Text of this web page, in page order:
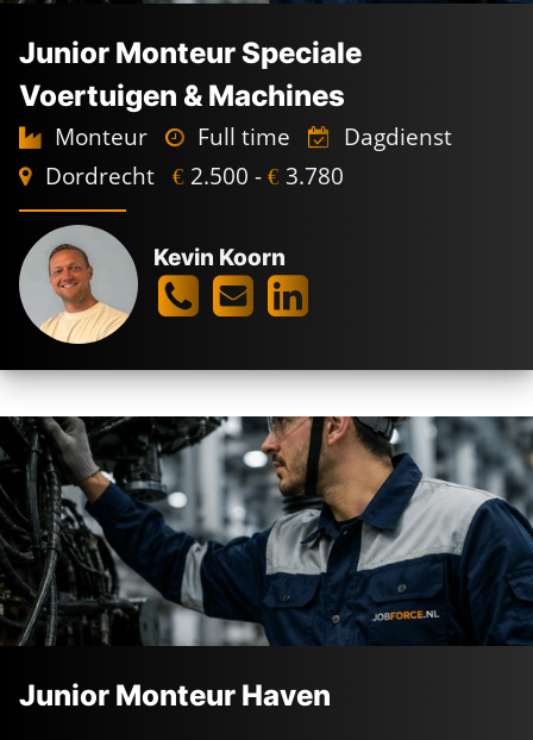
Junior Monteur Speciale
Voertuigen & Machines
Monteur Full time
Dagdienst
Dordrecht
€ 2.500 - € 3.780
Kevin Koorn
Junior Monteur Haven